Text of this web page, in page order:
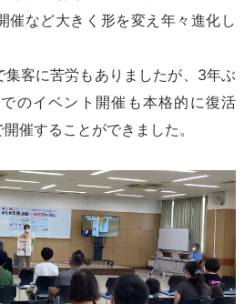
催など大きく形を変え年々進化し
客に苦労もありましたが、3年ぶ
のイベント開催も本格的に復活
催することができました。